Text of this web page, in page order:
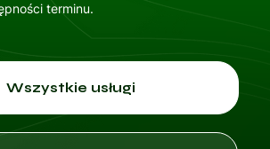
terminu.
Wszystkie usługi